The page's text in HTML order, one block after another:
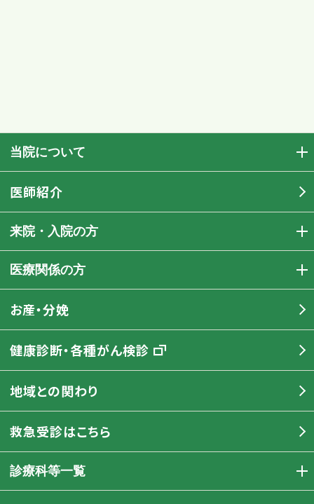
当院について
医師紹介
来院・入院の方
医療関係の方
お産・分娩
健康診断・各種がん検診
地域との関わり
救急受診はこちら
診療科等一覧